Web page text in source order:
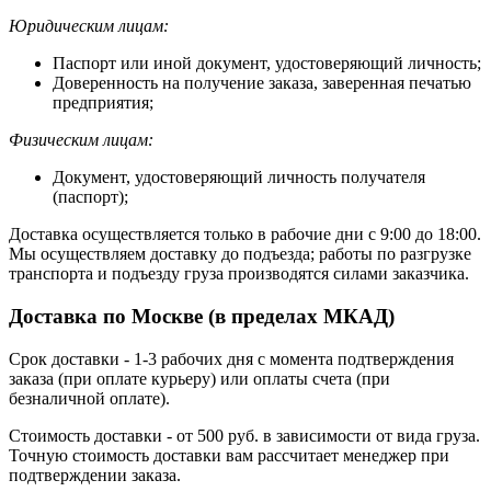
Юридическим лицам:
Паспорт или иной документ, удостоверяющий личность;
Доверенность на получение заказа, заверенная печатью
предприятия;
Физическим лицам:
Документ, удостоверяющий личность получателя
(паспорт);
Доставка осуществляется только в рабочие дни с 9:00 до 18:00.
Мы осуществляем доставку до подъезда; работы по разгрузке
транспорта и подъезду груза производятся силами заказчика.
Доставка по Москве (в пределах МКАД)
Срок доставки - 1-3 рабочих дня с момента подтверждения
заказа (при оплате курьеру) или оплаты счета (при
безналичной оплате).
Стоимость доставки - от 500 руб. в зависимости от вида груза.
Точную стоимость доставки вам рассчитает менеджер при
подтверждении заказа.